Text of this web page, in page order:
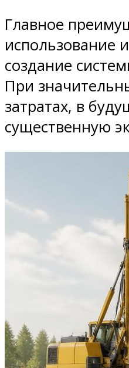
Главное
использование
создание
При
затратах, в
существенную